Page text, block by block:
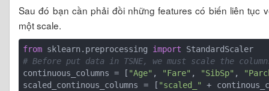
Sau đó bạn cần phải đồi những features có biến liên tục
một scale.
from sklearn.preprocessing import
# Before put data in TSNE, we must scale the
continuous_columns = [ "Age" , "Fare" , "SibSp" ,
scaled_continous_columns = [ "scaled_"